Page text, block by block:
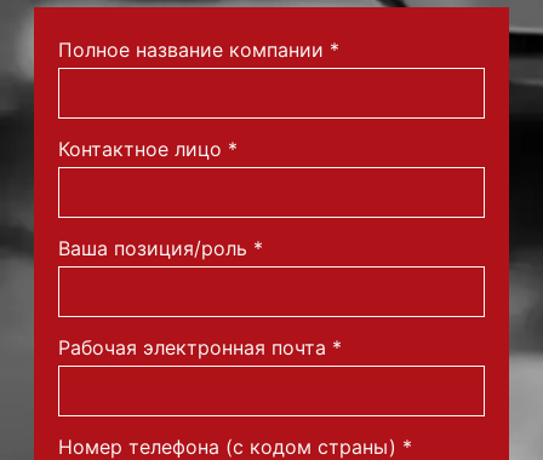
Полное название компании *
Контактное лицо *
Ваша позиция/роль *
Рабочая электронная почта *
Номер телефона (с кодом страны) *